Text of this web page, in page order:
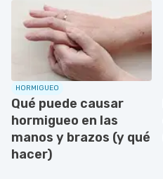
HORMIGUEO
Qué puede causar
hormigueo en las
manos y brazos (y qué
hacer)